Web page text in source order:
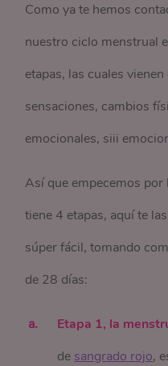
Como ya te hemos
nuestro ciclo menstrual
etapas, las cuales
sensaciones, cambios
emocionales, siii
Así que empecemos
tiene 4 etapas, aquí te
súper fácil, tomando
de 28 días:
Etapa 1, la
de sangrado rojo,